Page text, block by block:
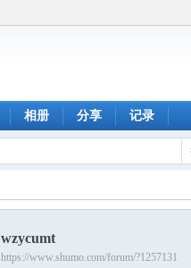
相册 分享 记录
wzycumt
https://www.shumo.com/forum/?1257131